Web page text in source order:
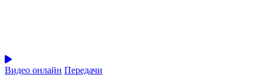
Видео онлайн Передачи